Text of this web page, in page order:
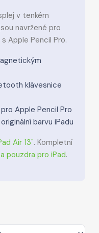
v tenkém
navržené pro
Apple Pencil Pro.
klávesnice
Apple Pencil Pro
barvu iPadu
Air 13". Kompletní
pouzdra pro iPad.